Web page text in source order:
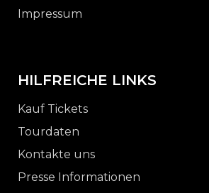
Impressum
HILFREICHE LINKS
Kauf Tickets
Tourdaten
Kontakte uns
Presse Informationen